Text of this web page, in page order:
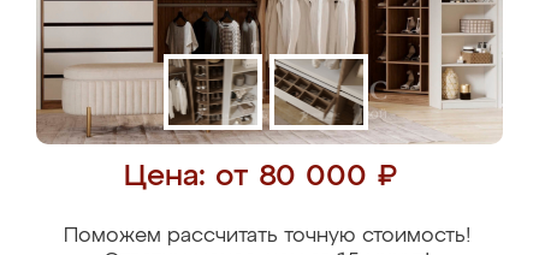
Цена: от 80 000 ₽
Поможем рассчитать точную стоимость!